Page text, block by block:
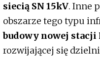
siecią SN 15kV. Inne
obszarze tego typu
budowy nowej stacji
rozwijającej się